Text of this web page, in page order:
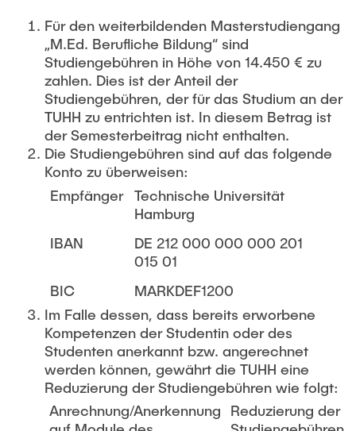
Für den weiterbildenden Masterstudiengang
„M.Ed. Berufliche Bildung“ sind
Studiengebühren in Höhe von 14.450 € zu
zahlen. Dies ist der Anteil der
Studiengebühren, der für das Studium an der
TUHH zu entrichten ist. In diesem Betrag ist
der Semesterbeitrag nicht enthalten.
Die Studiengebühren sind auf das folgende
Konto zu überweisen:
Empfänger
Technische Universität
Hamburg
IBAN
DE 212 000 000 000 201
015 01
BIC
MARKDEF1200
Im Falle dessen, dass bereits erworbene
Kompetenzen der Studentin oder des
Studenten anerkannt bzw. angerechnet
werden können, gewährt die TUHH eine
Reduzierung der Studiengebühren wie folgt:
Anrechnung/Anerkennung
Reduzierung der